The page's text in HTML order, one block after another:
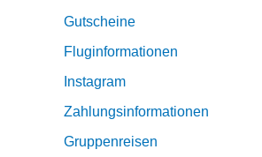
Gutscheine
Fluginformationen
Instagram
Zahlungsinformationen
Gruppenreisen